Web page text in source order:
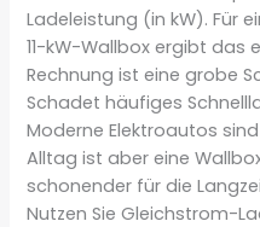
Ladeleistung (in kW). Für
11-kW-Wallbox ergibt das
Rechnung ist eine grobe
Schadet häufiges
Moderne Elektroautos
Alltag ist aber eine
schonender für die
Nutzen Sie Gleichstrom-